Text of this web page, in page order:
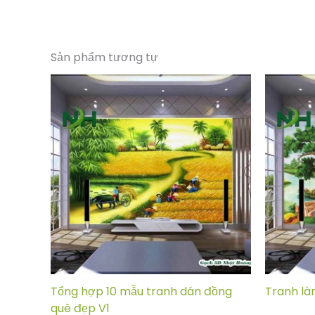
Sản phẩm tương tự
Tổng hợp 10 mẫu tranh dán đồng
quê đẹp V1
Tranh